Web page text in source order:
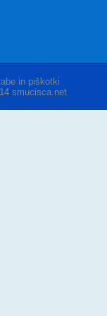
in piškotki
smucisca.net